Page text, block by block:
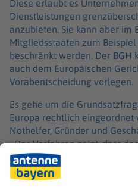
Diese erlaubt es
Dienstleistungen
anzubieten. Sie kann aber im
Mitgliedsstaaten zum
beschränkt werden. Der BGH
auch dem Europäischen
Vorabentscheidung vorlegen.
Es gehe um die
Europa rechtlich eingeordnet
Nothelfer, Gründer und
«Das Verfahren zeigt, dass
Stelle mit der europäischen
Telemedizin als Teil der
einen modernen, klaren und